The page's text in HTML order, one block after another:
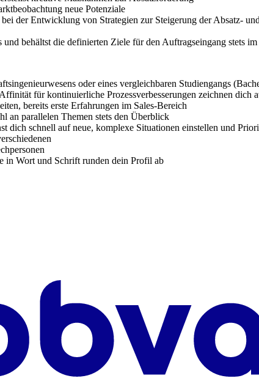
neue Potenziale
der Entwicklung von Strategien zur Steigerung der Absatz-
behältst die definierten Ziele für den Auftragseingang stets
oder eines vergleichbaren Studiengangs
für kontinuierliche Prozessverbesserungen zeichnen dich
bereits erste Erfahrungen im Sales-Bereich
an parallelen Themen stets den Überblick
dich schnell auf neue, komplexe Situationen einstellen und
in Wort und Schrift runden dein Profil ab